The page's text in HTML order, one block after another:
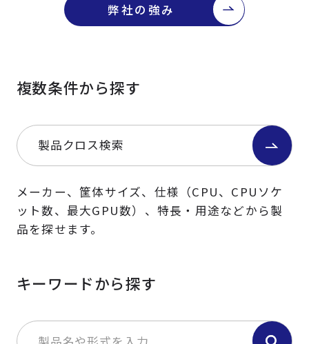
弊社の強み
複数条件から探す
製品クロス検索
メーカー、筐体サイズ、仕様（CPU、CPUソケ
ット数、最大GPU数）、特長・用途などから製
品を探せます。
キーワードから探す